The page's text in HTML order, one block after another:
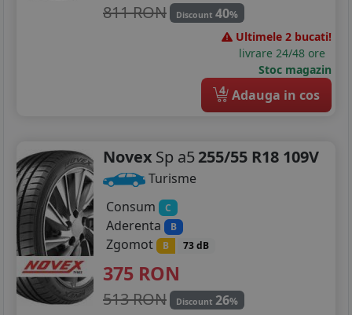
811 RON Discount 40%
Ultimele 2 bucati!
livrare 24/48 ore
Stoc magazin
4 Adauga in cos
Novex Sp a5255/55 R18 109V
Turisme
Consum
C
Aderenta B
Zgomot B 73 dB
375 RON
513 RON Discount 26%